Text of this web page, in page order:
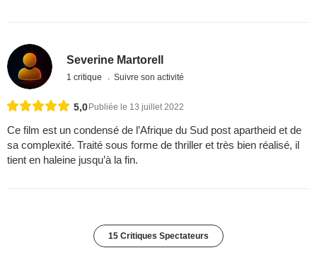
Severine Martorell
1 critique Suivre son activité
5,0 Publiée le 13 juillet 2022
Ce film est un condensé de l’Afrique du Sud post apartheid et de
sa complexité. Traité sous forme de thriller et très bien réalisé, il
tient en haleine jusqu’à la fin.
15 Critiques Spectateurs